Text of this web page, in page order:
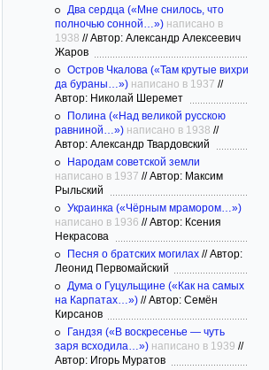
Два сердца («Мне снилось, что
полночью сонной…») написано в
1938 //Автор: Александр Алексеевич
Жаров
Остров Чкалова («Там крутые вихри
да бураны…») написано в 1937 //
Автор: Николай Шеремет
Полина («Над великой русскою
равниной…») написано в 1938 //
Автор: Александр Твардовский
Народам советской земли
написано в 1937 //Автор: Максим
Рыльский
Украинка («Чёрным мрамором…»)
написано в 1936 //Автор: Ксения
Некрасова
Песня о братских могилах //Автор:
Леонид Первомайский
Дума о Гуцульщине («Как на самых
на Карпатах…») //Автор: Семён
Кирсанов
Гандзя («В воскресенье — чуть
заря всходила…») написано в 1939 //
Автор: Игорь Муратов